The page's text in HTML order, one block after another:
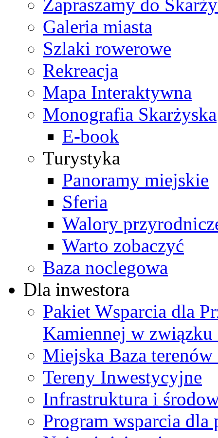
Zapraszamy do
Galeria miasta
Szlaki rowerowe
Rekreacja
Mapa Interaktywna
Monografia Skarżyska
E-book
Turystyka
Panoramy miejskie
Sferia
Walory
Warto zobaczyć
Baza noclegowa
Dla inwestora
Pakiet Wsparcia dla
Kamiennej w
Miejska Baza
Tereny Inwestycyjne
Infrastruktura i
Program wsparcia